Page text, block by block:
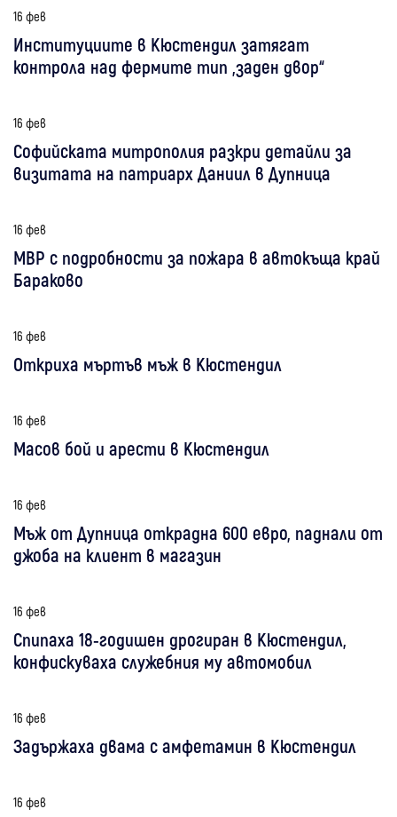
16 фев
Институциите в Кюстендил затягат
контрола над фермите тип „заден двор“
16 фев
Софийската митрополия разкри детайли за
визитата на патриарх Даниил в Дупница
16 фев
МВР с подробности за пожара в автокъща край
Бараково
16 фев
Откриха мъртъв мъж в Кюстендил
16 фев
Масов бой и арести в Кюстендил
16 фев
Мъж от Дупница открадна 600 евро, паднали от
джоба на клиент в магазин
16 фев
Спипаха 18-годишен дрогиран в Кюстендил,
конфискуваха служебния му автомобил
16 фев
Задържаха двама с амфетамин в Кюстендил
16 фев